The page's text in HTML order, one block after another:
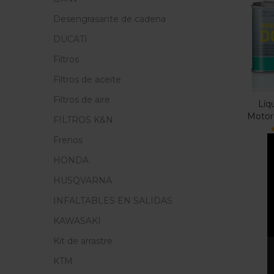
Desengrasante de cadena
DUCATI
Filtros
Filtros de aceite
Filtros de aire
FILTROS K&N
Frenos
HONDA
HUSQVARNA
INFALTABLES EN SALIDAS
KAWASAKI
Kit de arrastre
KTM